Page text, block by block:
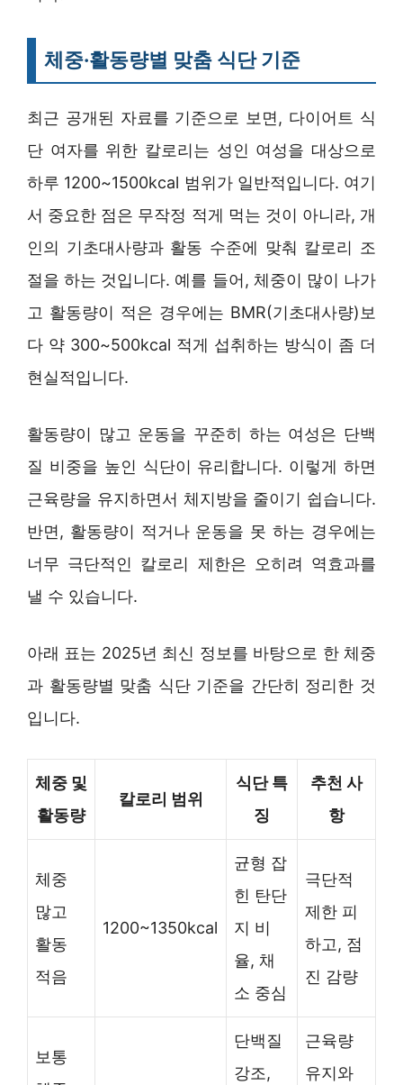
체중·활동량별 맞춤 식단 기준
최근 공개된 자료를 기준으로 보면, 다이어트 식
단 여자를 위한 칼로리는 성인 여성을 대상으로
하루 1200~1500kcal 범위가 일반적입니다. 여기
서 중요한 점은 무작정 적게 먹는 것이 아니라, 개
인의 기초대사량과 활동 수준에 맞춰 칼로리 조
절을 하는 것입니다. 예를 들어, 체중이 많이 나가
고 활동량이 적은 경우에는 BMR(기초대사량)보
다 약 300~500kcal 적게 섭취하는 방식이 좀 더
현실적입니다.
활동량이 많고 운동을 꾸준히 하는 여성은 단백
질 비중을 높인 식단이 유리합니다. 이렇게 하면
근육량을 유지하면서 체지방을 줄이기 쉽습니다.
반면, 활동량이 적거나 운동을 못 하는 경우에는
너무 극단적인 칼로리 제한은 오히려 역효과를
낼 수 있습니다.
아래 표는 2025년 최신 정보를 바탕으로 한 체중
과 활동량별 맞춤 식단 기준을 간단히 정리한 것
입니다.
체중 및
활동량
칼로리 범위
식단 특
징
추천 사
항
체중
많고
활동
적음
1200~1350kcal
균형 잡
힌 탄단
지 비
율, 채
소 중심
극단적
제한 피
하고, 점
진 감량
보통
단백질
강조,
근육량
유지와